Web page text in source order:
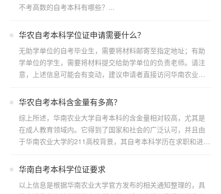
不考高数的自考本科有哪些？...
华农自考本科学位证申请需要什么？
无助学单位的自考毕业生，需要将材料邮寄至指定地址；有助
学单位的学生，需要将材料提交给助学单位的负责老师。请注
意，上述信息可能会有变动，建议申请者直接访问华南农业大
华农自考本科含金量有多高？
综上所述，华南农业大学自考本科的含金量相对较高，尤其是
在成人教育领域内。它得到了国家和社会的广泛认可，并且由
于华南农业大学的211高校背景，其自考本科学历在求职和进一
华南自考本科学位证要求
以上信息是根据华南农业大学官方发布的相关通知整理的，具